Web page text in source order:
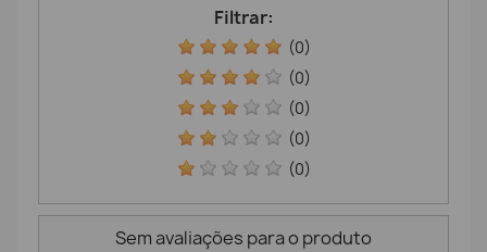
Filtrar:
(0)
(0)
(0)
(0)
(0)
Sem avaliações para o produto